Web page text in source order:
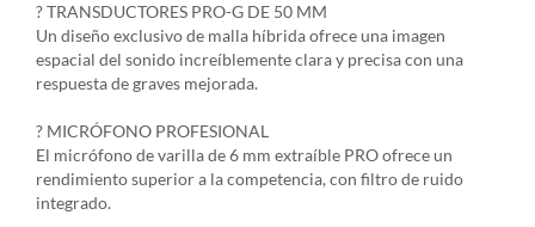
? TRANSDUCTORES PRO-G DE 50 MM
Un diseño exclusivo de malla híbrida ofrece una imagen
espacial del sonido increíblemente clara y precisa con una
respuesta de graves mejorada.
? MICRÓFONO PROFESIONAL
El micrófono de varilla de 6 mm extraíble PRO ofrece un
rendimiento superior a la competencia, con filtro de ruido
integrado.